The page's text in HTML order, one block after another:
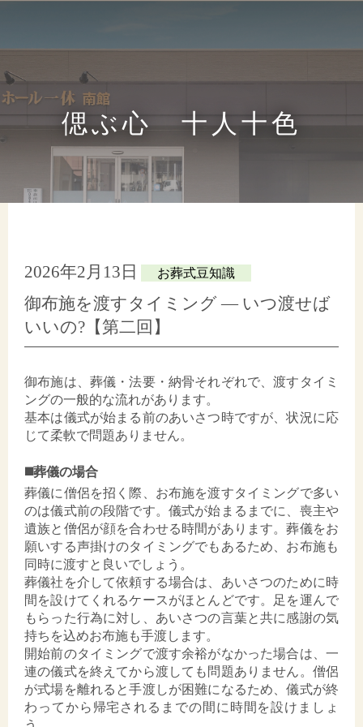
偲ぶ心 十人十色
2026年2月13日 お葬式豆知識
御布施を渡すタイミング ― いつ渡せば
いいの?【第二回】
御布施は、葬儀・法要・納骨それぞれで、渡すタイミ
ングの一般的な流れがあります。
基本は儀式が始まる前のあいさつ時ですが、状況に応
じて柔軟で問題ありません。
◼️葬儀の場合
葬儀に僧侶を招く際、お布施を渡すタイミングで多い
のは儀式前の段階です。儀式が始まるまでに、喪主や
遺族と僧侶が顔を合わせる時間があります。葬儀をお
願いする声掛けのタイミングでもあるため、お布施も
同時に渡すと良いでしょう。
葬儀社を介して依頼する場合は、あいさつのために時
間を設けてくれるケースがほとんどです。足を運んで
もらった行為に対し、あいさつの言葉と共に感謝の気
持ちを込めお布施も手渡します。
開始前のタイミングで渡す余裕がなかった場合は、一
連の儀式を終えてから渡しても問題ありません。僧侶
が式場を離れると手渡しが困難になるため、儀式が終
わってから帰宅されるまでの間に時間を設けましょ